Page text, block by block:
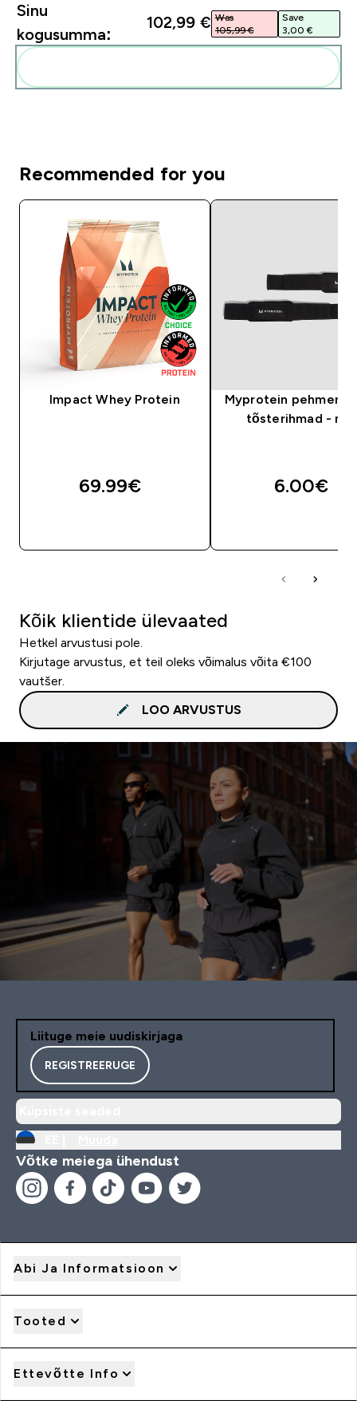
Sinu
kogusumma:
102,99 €‎ Was
105,99 €‎
Save
3,00 €‎
Recommended for you
Impact Whey Protein
69.99€‎
Myprotein
tõsterihmad -
6.00€‎
Kõik klientide ülevaated
Hetkel arvustusi pole.
Kirjutage arvustus, et teil oleks võimalus võita €100
vautšer.
LOO ARVUSTUS
Liituge meie uudiskirjaga
REGISTREERUGE
Võtke meiega ühendust
Abi Ja Informatsioon
Tooted
Ettevõtte Info